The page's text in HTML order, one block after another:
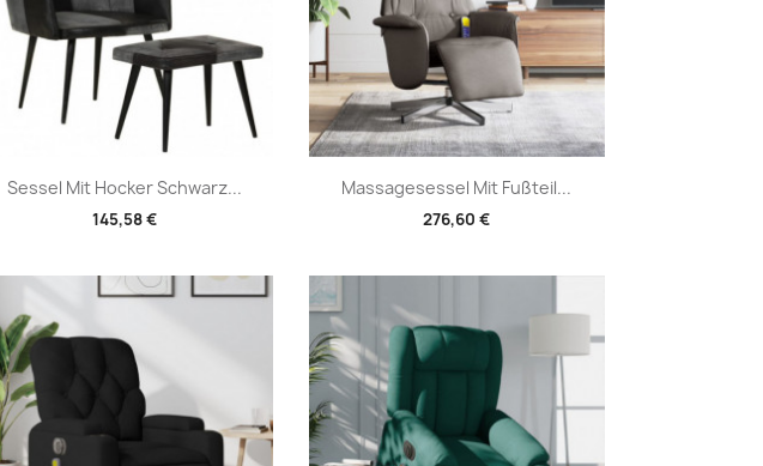
Sessel Mit Hocker Schwarz...
145,58 €
Vorschau Massagesessel Mit Fußteil...
276,60 €
Vorschau